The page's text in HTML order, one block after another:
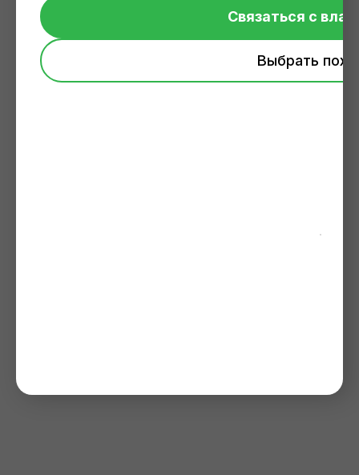
Усиское ООО монтажа нолевого отопления и
холодильного оборудования
Связаться с
Выбрать